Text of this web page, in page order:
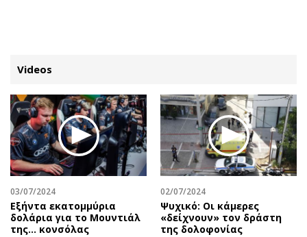
ΚΑΤΗΓΟΡΙΕΣ ΣΥΝΔΕΣΗ
Κύπρος
Παιδεία
Υγεία
Πολιτική
Βουλευτικές 2026
Απόψεις
Αρθρογραφία
The Hill
Υγεία
Αγγελίες
Videos
03/07/2024
Εξήντα εκατομμύρια
δολάρια για το Μουντιάλ
της... κονσόλας
02/07/2024
Ψυχικό: Οι κάμερες
«δείχνουν» τον δράστη
της δολοφονίας